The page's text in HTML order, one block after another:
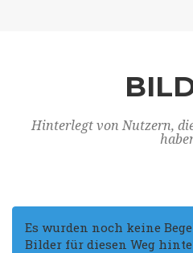
Hinterlegt von Nutzern,
Es wurden noch keine
Bilder für diesen Weg